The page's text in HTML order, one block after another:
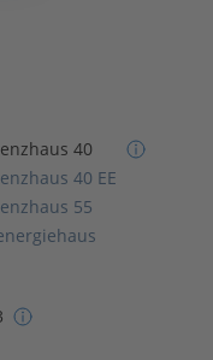
40
40 EE
55